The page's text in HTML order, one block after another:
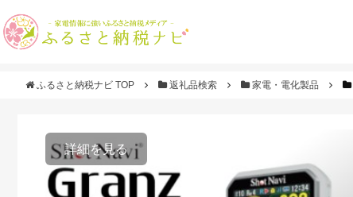
ふるさと納税ナビ TOP 返礼品検索 家電・電化製品
詳細を見る